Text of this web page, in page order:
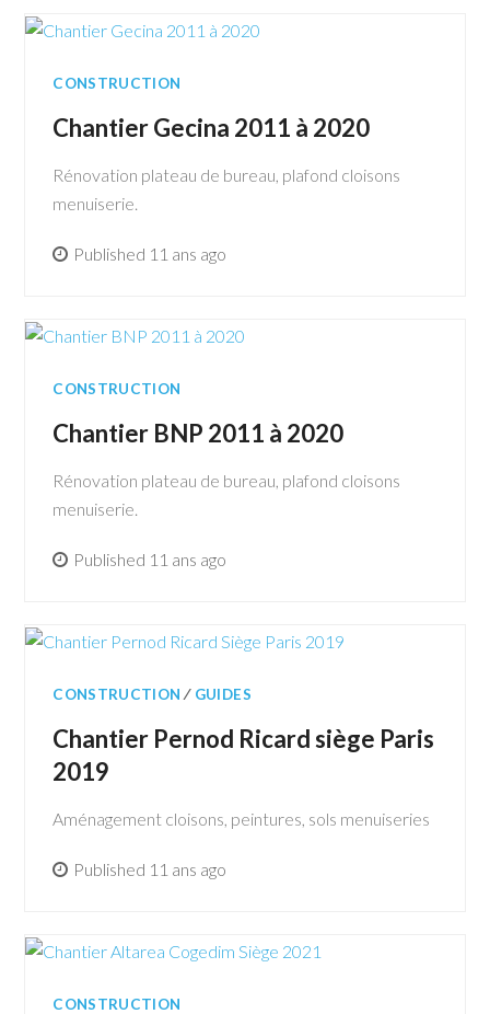
CONSTRUCTION
Chantier Gecina 2011 à 2020
Rénovation plateau de bureau, plafond cloisons
menuiserie.
Published 11 ans ago
CONSTRUCTION
Chantier BNP 2011 à 2020
Rénovation plateau de bureau, plafond cloisons
menuiserie.
Published 11 ans ago
CONSTRUCTION ∕ GUIDES
Chantier Pernod Ricard siège Paris
2019
Aménagement cloisons, peintures, sols menuiseries
Published 11 ans ago
CONSTRUCTION